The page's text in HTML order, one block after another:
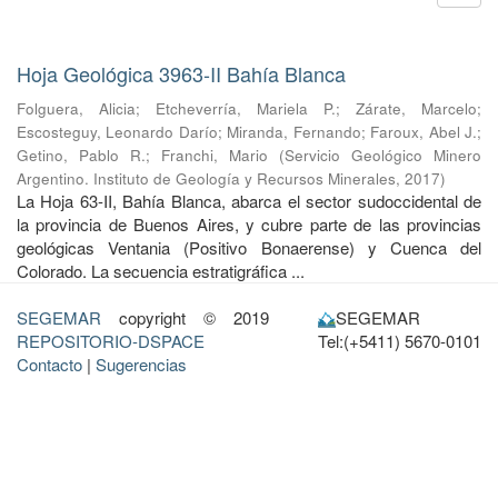
Hoja Geológica 3963-II Bahía Blanca
Folguera, Alicia; Etcheverría, Mariela P.; Zárate, Marcelo;
Escosteguy, Leonardo Darío; Miranda, Fernando; Faroux, Abel J.;
Getino, Pablo R.; Franchi, Mario (Servicio Geológico Minero
Argentino. Instituto de Geología y Recursos Minerales, 2017)
La Hoja 63-II, Bahía Blanca, abarca el sector sudoccidental de
la provincia de Buenos Aires, y cubre parte de las provincias
geológicas Ventania (Positivo Bonaerense) y Cuenca del
Colorado. La secuencia estratigráfica ...
SEGEMAR copyright © 2019
REPOSITORIO-DSPACE
Contacto | Sugerencias
SEGEMAR
Tel:(+5411) 5670-0101